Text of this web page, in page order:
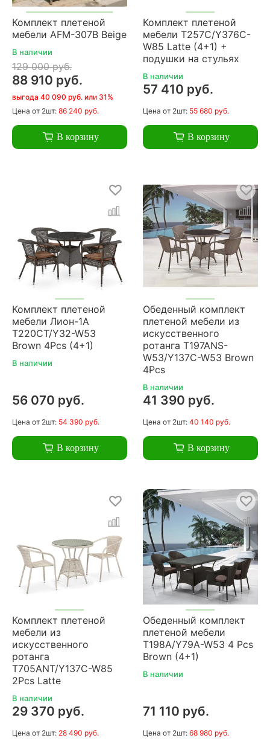
Комплект плетеной
мебели AFM-307B Beige
В наличии
129 000 руб.
88 910 руб.
выгода 40 090 руб. или 31%
Цена от 2шт: 86 240 руб.
В корзину
Комплект плетеной
мебели T257C/Y376C-
W85 Latte (4+1) +
подушки на стульях
В наличии
57 410 руб.
Цена от 2шт: 55 680 руб.
В корзину
Комплект плетеной
мебели Лион-1A
T220CT/Y32-W53
Brown 4Pcs (4+1)
В наличии
56 070 руб.
Цена от 2шт: 54 390 руб.
В корзину
Обеденный комплект
плетеной мебели из
искусственного
ротанга T197ANS-
W53/Y137C-W53 Brown
4Pcs
В наличии
41 390 руб.
Цена от 2шт: 40 140 руб.
В корзину
Комплект плетеной
мебели из
искусственного
ротанга
T705ANT/Y137C-W85
2Pcs Latte
В наличии
29 370 руб.
Цена от 2шт: 28 490 руб.
Обеденный комплект
плетеной мебели
T198A/Y79A-W53 4 Pcs
Brown (4+1)
В наличии
71 110 руб.
Цена от 2шт: 68 980 руб.